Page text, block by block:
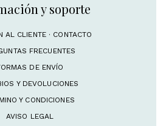
y soporte
AL CLIENTE · CONTACTO
FRECUENTES
DE ENVÍO
Y DEVOLUCIONES
Y CONDICIONES
AVISO LEGAL